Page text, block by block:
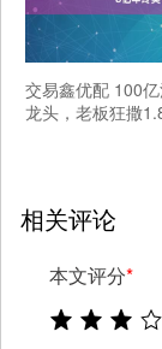
交易鑫优配 100
龙头，老板狂撒
相关评论
本文评分*